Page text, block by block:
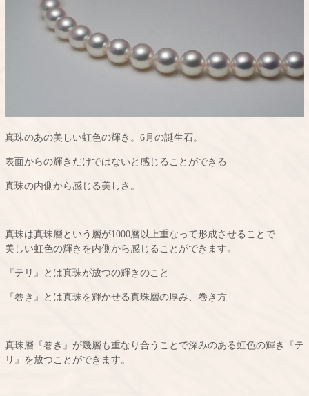
真珠のあの美しい虹色の輝き。6月の誕生石。
表面からの輝きだけではないと感じることができる
真珠の内側から感じる美しさ。
真珠は真珠層という層が1000層以上重なって形成させることで
美しい虹色の輝きを内側から感じることができます。
『テリ』とは真珠が放つの輝きのこと
『巻き』とは真珠を輝かせる真珠層の厚み、巻き方
真珠層『巻き』が幾層も重なり合うことで深みのある虹色の輝き『テ
リ』を放つことができます。